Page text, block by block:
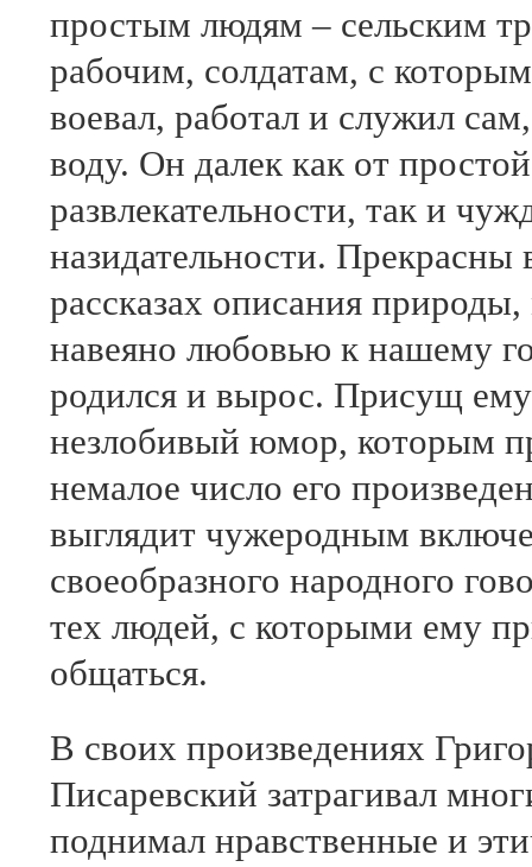
простым людям – сельским
рабочим, солдатам, с
воевал, работал и служил
воду. Он далек как от простой
развлекательности, так и
назидательности. Прекрасны
рассказах описания
навеяно любовью к нашему
родился и вырос. Присущ
незлобивый юмор, которым
немалое число его
выглядит чужеродным
своеобразного народного
тех людей, с которыми ему
общаться.
В своих произведениях
Писаревский затрагивал
поднимал нравственные и